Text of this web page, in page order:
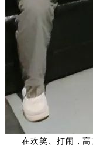
在欢笑、打闹，